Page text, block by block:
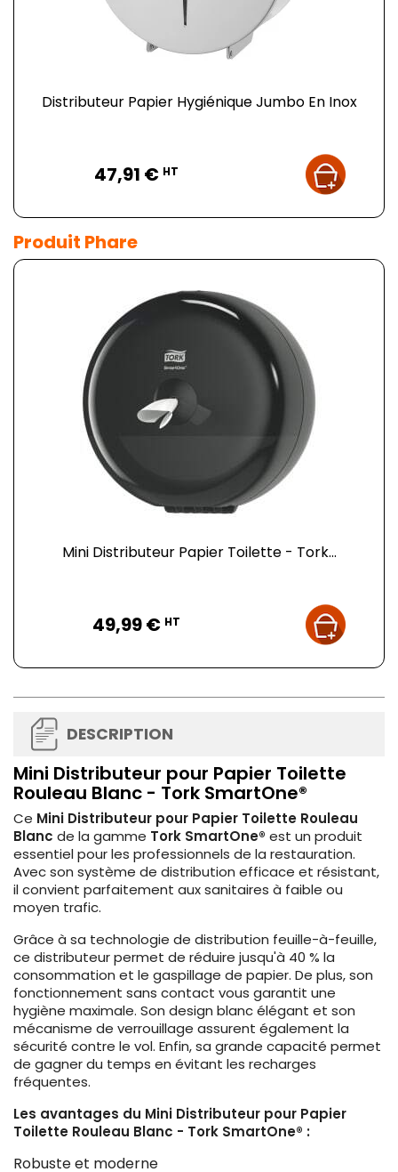
Distributeur Papier Hygiénique Jumbo En Inox
47,91 € HT
Produit Phare
Mini Distributeur Papier Toilette - Tork...
49,99 € HT
DESCRIPTION
Mini Distributeur pour Papier Toilette
Rouleau Blanc - Tork SmartOne®
Ce Mini Distributeur pour Papier Toilette Rouleau
Blanc de la gamme Tork SmartOne® est un produit
essentiel pour les professionnels de la restauration.
Avec son système de distribution efficace et résistant,
il convient parfaitement aux sanitaires à faible ou
moyen trafic.
Grâce à sa technologie de distribution feuille-à-feuille,
ce distributeur permet de réduire jusqu'à 40 % la
consommation et le gaspillage de papier. De plus, son
fonctionnement sans contact vous garantit une
hygiène maximale. Son design blanc élégant et son
mécanisme de verrouillage assurent également la
sécurité contre le vol. Enfin, sa grande capacité permet
de gagner du temps en évitant les recharges
fréquentes.
Les avantages du Mini Distributeur pour Papier
Toilette Rouleau Blanc - Tork SmartOne® :
Robuste et moderne